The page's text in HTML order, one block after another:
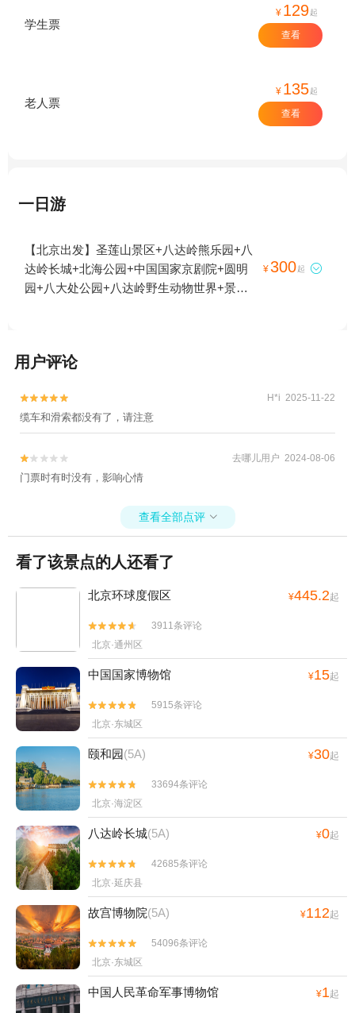
学生票
¥ 129起
查看
老人票
¥ 135起
查看
一日游
【北京出发】圣莲山景区+八达岭熊乐园+八
达岭长城+北海公园+中国国家京剧院+圆明
园+八大处公园+八达岭野生动物世界+景山
馆+八达岭滑雪场+颐和园+北京天文馆+北京
城)+天安门广场+北京大学+八达岭国家森林
公园+北京野生动物园+明十三陵+北京气象
+北京欢乐谷+北京孔庙+慕田峪长城+八大处
公园-大悲寺+北京牡丹园--已下线+雁栖湖
博物院+水立方游泳馆+水立方嬉水乐园+鸟
巢欢乐冰雪季+水立方(国家游泳中心)+北京
展览馆+中国国家话剧院+北京东岳庙+北京
园博园+北京古玩城+鸟巢城市魔方+鸟巢空
中走廊+八达岭长城缆车+北京大公馆+《鸟
家皮影戏苑+八达岭国家森林公园-红叶岭+北
京蟠桃园+哈比豆儿童乐园（圆明园店）+古
北水镇+故宫珍宝馆+故宫钟表馆+北京的那
+北京青年宫+八达岭饭店+嘉文梦幻王国
（北京）+圆明园盛时全景模型展+昌平蟒山
苹果+北京香岩寺+坡峰岭+施必得索道下站
+北京剧院-已下线+恭王府大戏楼+北欧星空
主题展·北京+小马识途（圆明园）+古北水镇
汤泉+北京年票+鸟巢冰雕展+立巢飞行模拟
（水立方）店+《嗨!北京》+圆明园展览馆
+古北之光温泉+古北水镇大酒店+蟒山灯光
节+北京玩票+恭王府数字体验馆+曹明蟒山
苹果采摘园+升旗仪式+【北京】新春相声专
场+北京环球度假区+慕田峪长城岁月沉浸式
光影体验馆-已下线+北京桃园+圆明园拾光买
卖街+北京颐和园石舫+圆明园·720穿越飞船
+走进圆明园之逛园子剧景游+北京坊+颐和
园冰雪嘉年华+故宫北院区+北京十三陵石牌
坊冰雪大世界+【北京首展】中国国家地理·
探索 极致发现科学艺术影像展+故宫博物院
¥300起 
用户评论

 H*i 2025-11-22
缆车和滑索都没有了，请注意

 去哪儿用户 2024-08-06
门票时有时没有，影响心情
查看全部点评 
看了该景点的人还看了
北京环球度假区 ¥445.2起


3911条评论
北京·通州区
中国国家博物馆 ¥15起


5915条评论
北京·东城区
颐和园(5A) ¥30起


33694条评论
北京·海淀区
八达岭长城(5A) ¥0起


42685条评论
北京·延庆县
故宫博物院(5A) ¥112起


54096条评论
北京·东城区
中国人民革命军事博物馆 ¥1起